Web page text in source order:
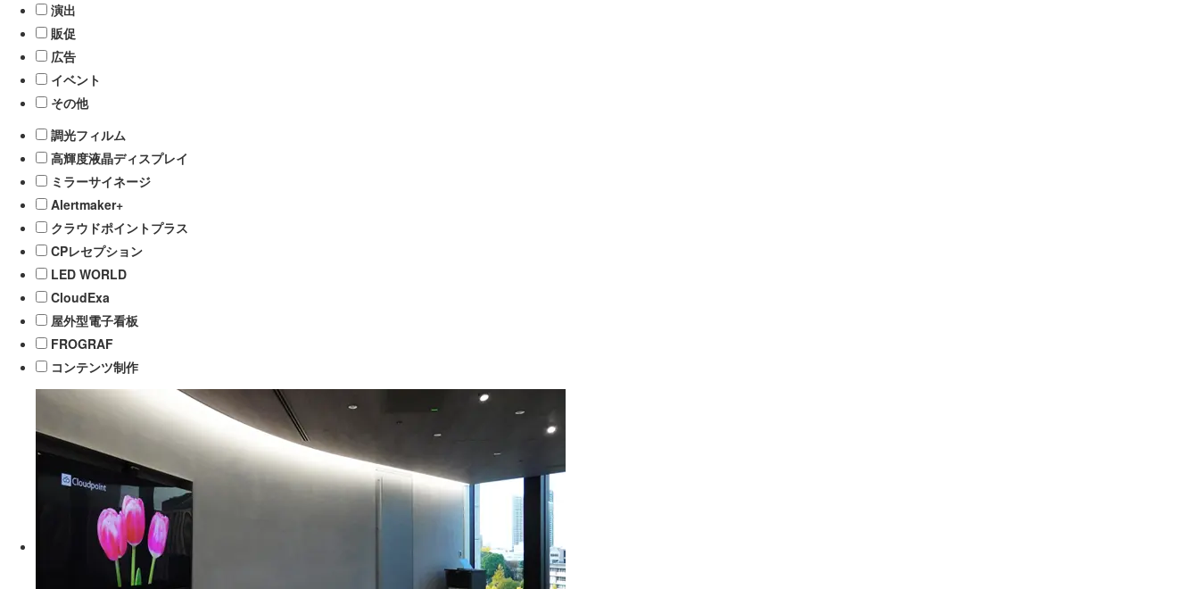
演出
販促
広告
イベント
その他
調光フィルム
高輝度液晶ディスプレイ
ミラーサイネージ
Alertmaker+
クラウドポイントプラス
CPレセプション
LED WORLD
CloudExa
屋外型電子看板
FROGRAF
コンテンツ制作